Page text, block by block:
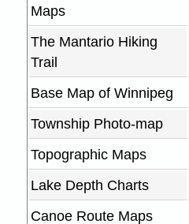
Maps
The Mantario Hiking
Trail
Base Map of Winnipeg
Township Photo-map
Topographic Maps
Lake Depth Charts
Canoe Route Maps